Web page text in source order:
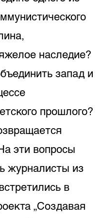
наследие?
запад и
прошлого?
эти вопросы
журналисты из
в
„Создавая